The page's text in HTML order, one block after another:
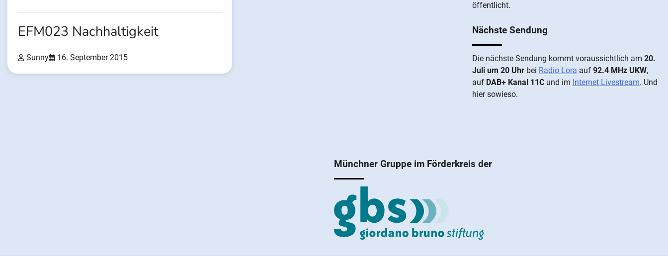
EFM023 Nachhaltigkeit
Sunny 16. September 2015
öffentlicht.
Nächste Sendung
Die näch­ste Sen­dung kommt vor­aus­sicht­lich am 20.
Juli um 20 Uhrbei Radio Lora auf 92.4 MHz UKW,
auf DAB+ Kanal 11Cund im Internet Livestream. Und
hier sowieso.
Münchner Gruppe im Förderkreis der